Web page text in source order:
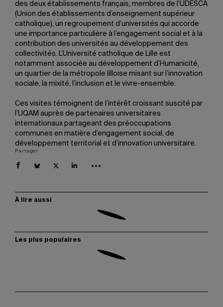
des deux établissements français, membres de l’UDESCA
(Union des établissements d’enseignement supérieur
catholique), un regroupement d’universités qui accorde
une importance particulière à l’engagement social et à la
contribution des universités au développement des
collectivités. L’Université catholique de Lille est
notamment associée au développement d’Humanicité,
un quartier de la métropole lilloise misant sur l’innovation
sociale, la mixité, l’inclusion et le vivre-ensemble.
Ces visites témoignent de l’intérêt croissant suscité par
l’UQAM auprès de partenaires universitaires
internationaux partageant des préoccupations
communes en matière d’engagement social, de
développement territorial et d’innovation universitaire.
Partager
À lire aussi
Les plus populaires